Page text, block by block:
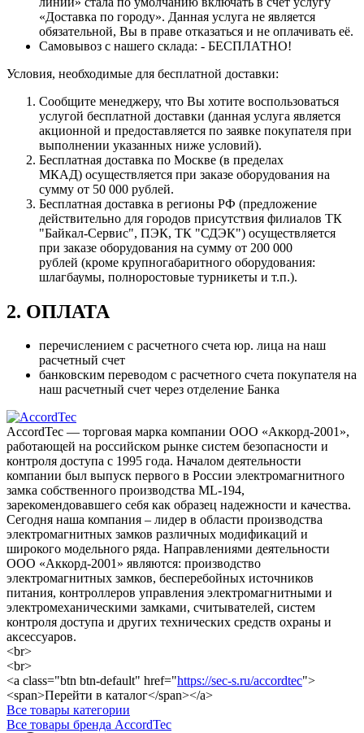
«Доставка по городу». Данная услуга не является
обязательной, Вы в праве отказаться и не оплачивать её.
Самовывоз с нашего склада: - БЕСПЛАТНО!
Условия, необходимые для бесплатной доставки:
Сообщите менеджеру, что Вы хотите воспользоваться
услугой бесплатной доставки (данная услуга является
акционной и предоставляется по заявке покупателя при
выполнении указанных ниже условий).
Бесплатная доставка по Москве (в пределах
МКАД) осуществляется при заказе оборудования на
сумму от 50 000 рублей.
Бесплатная доставка в регионы РФ (предложение
действительно для городов присутствия филиалов ТК
"Байкал-Сервис", ПЭК, ТК "СДЭК") осуществляется
при заказе оборудования на сумму от 200 000
рублей (кроме крупногабаритного оборудования:
шлагбаумы, полноростовые турникеты и т.п.).
2. ОПЛАТА
перечислением с расчетного счета юр. лица на наш
расчетный счет
банковским переводом с расчетного счета покупателя на
наш расчетный счет через отделение Банка
AccordTec — торговая марка компании ООО «Аккорд-2001»,
работающей на российском рынке систем безопасности и
контроля доступа с 1995 года. Началом деятельности
компании был выпуск первого в России электромагнитного
замка собственного производства ML-194,
зарекомендовавшего себя как образец надежности и качества.
Сегодня наша компания – лидер в области производства
электромагнитных замков различных модификаций и
широкого модельного ряда. Направлениями деятельности
ООО «Аккорд-2001» являются: производство
электромагнитных замков, бесперебойных источников
питания, контроллеров управления электромагнитными и
электромеханическими замками, считывателей, систем
контроля доступа и других технических средств охраны и
аксессуаров.
<br>
<br>
<a class="btn btn-default" href="https://sec-s.ru/accordtec">
<span>Перейти в каталог</span></a>
Все товары категории
Все товары бренда AccordTec